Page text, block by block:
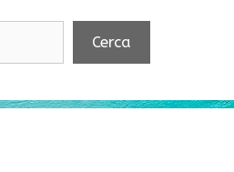
Cerca